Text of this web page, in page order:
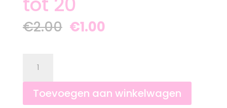
€2.00 Oorspronkelijke
prijs
€1.00Huidige
splitsen
groep
Toevoegen aan winkelwagen